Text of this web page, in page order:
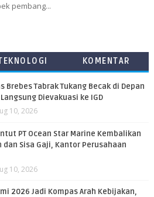
pembang...
KOMENTAR
Brebes Tabrak Tukang Becak di Depan
Langsung Dievakuasi ke IGD
10, 2026
PT Ocean Star Marine Kembalikan
dan Sisa Gaji, Kantor Perusahaan
10, 2026
2026 Jadi Kompas Arah Kebijakan,